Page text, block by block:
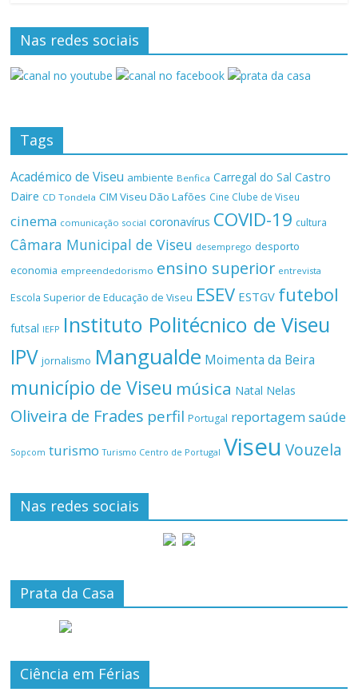
Nas redes sociais
Tags
Académico de Viseu ambiente Benfica Carregal do Sal Castro
Daire CD Tondela CIM Viseu Dão Lafões Cine Clube de Viseu
cinema comunicação social coronavírus COVID-19 cultura
Câmara Municipal de Viseu desemprego desporto
economia empreendedorismo ensino superior entrevista
Escola Superior de Educação de Viseu ESEV ESTGV futebol
futsal IEFP Instituto Politécnico de Viseu
IPV jornalismo Mangualde Moimenta da Beira
município de Viseu música Natal Nelas
Oliveira de Frades perfil Portugal reportagemsaúde
Sopcom turismo Turismo Centro de Portugal Viseu Vouzela
Nas redes sociais
Prata da Casa
Ciência em Férias